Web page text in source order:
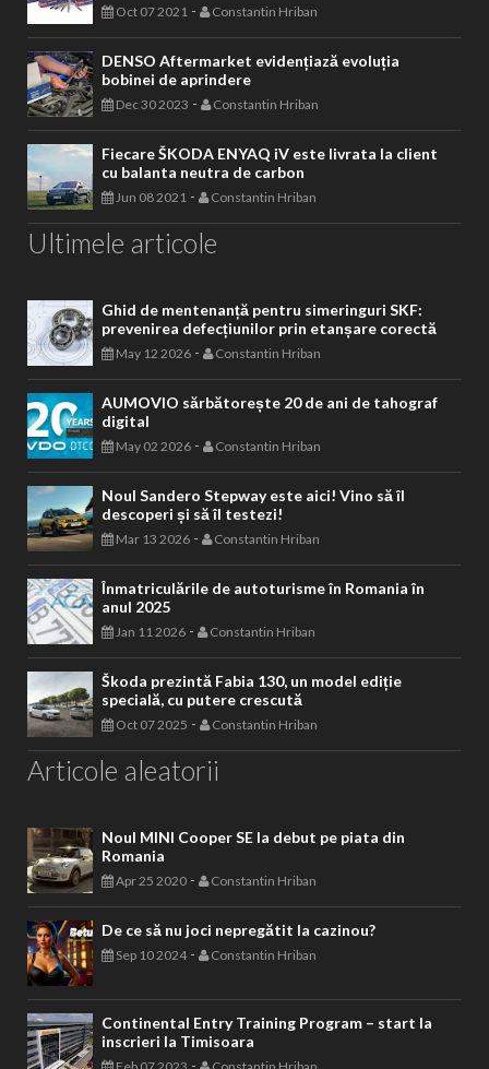
Oct 07 2021 - Constantin Hriban
DENSO Aftermarket evidențiază evoluția
bobinei de aprindere
Dec 30 2023 - Constantin Hriban
Fiecare ŠKODA ENYAQ iV este livrata la client
cu balanta neutra de carbon
Jun 08 2021 - Constantin Hriban
Ultimele articole
Ghid de mentenanță pentru simeringuri SKF:
prevenirea defecțiunilor prin etanșare corectă
May 12 2026 - Constantin Hriban
AUMOVIO sărbătorește 20 de ani de tahograf
digital
May 02 2026 - Constantin Hriban
Noul Sandero Stepway este aici! Vino să îl
descoperi și să îl testezi!
Mar 13 2026 - Constantin Hriban
Înmatriculările de autoturisme în Romania în
anul 2025
Jan 11 2026 - Constantin Hriban
Škoda prezintă Fabia 130, un model ediție
specială, cu putere crescută
Oct 07 2025 - Constantin Hriban
Articole aleatorii
Noul MINI Cooper SE la debut pe piata din
Romania
Apr 25 2020 - Constantin Hriban
De ce să nu joci nepregătit la cazinou?
Sep 10 2024- Constantin Hriban
Continental Entry Training Program – start la
inscrieri la Timisoara
-